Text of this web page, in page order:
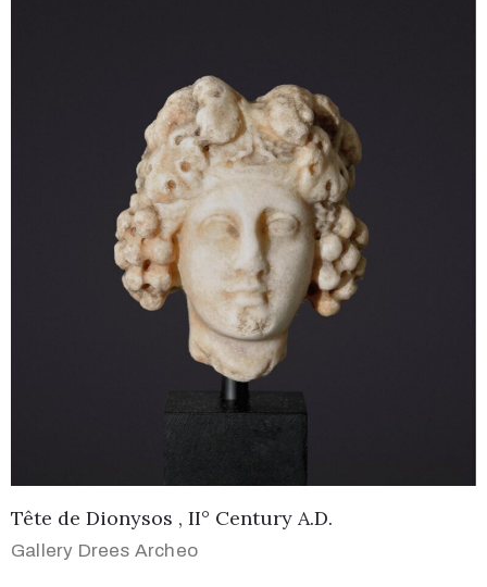
Tête de Dionysos , II° Century A.D.
Gallery Drees Archeo